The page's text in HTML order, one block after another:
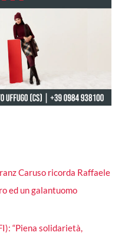
Caruso ricorda Raffaele
ed un galantuomo
“Piena solidarietà,